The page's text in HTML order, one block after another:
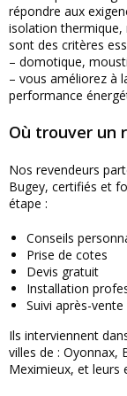
répondre aux
isolation thermique,
sont des critères
– domotique,
– vous améliorez à
performance
Où trouver un
Nos revendeurs
Bugey, certifiés et
étape :
Conseils
Prise de cotes
Devis gratuit
Installation
Suivi après-vente
Ils interviennent
villes de : Oyonnax,
Meximieux, et leurs